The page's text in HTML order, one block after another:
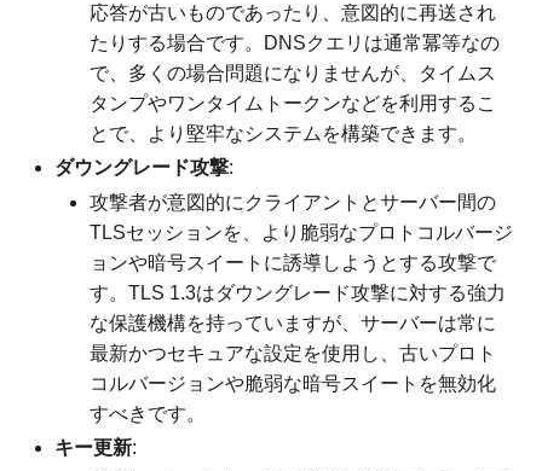
応答が古いものであったり、意図的に再送され
たりする場合です。DNSクエリは通常冪等なの
で、多くの場合問題になりませんが、タイムス
タンプやワンタイムトークンなどを利用するこ
とで、より堅牢なシステムを構築できます。
ダウングレード攻撃:
攻撃者が意図的にクライアントとサーバー間の
TLSセッションを、より脆弱なプロトコルバージ
ョンや暗号スイートに誘導しようとする攻撃で
す。TLS 1.3はダウングレード攻撃に対する強力
な保護機構を持っていますが、サーバーは常に
最新かつセキュアな設定を使用し、古いプロト
コルバージョンや脆弱な暗号スイートを無効化
すべきです。
キー更新: